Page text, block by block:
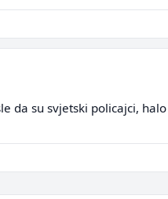
da su svjetski policajci,